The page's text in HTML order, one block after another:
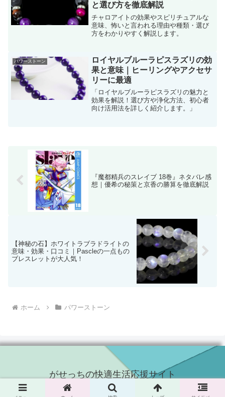
と選び方を徹底解説
チャロアイトの効果やスピリチュアルな
意味、怖いと言われる理由や種類・選び
方をわかりやすく解説します。
パワーストーン
ロイヤルブルーラピスラズリの効
果と意味｜ヒーリングやアクセサ
リーに最適
「ロイヤルブルーラピスラズリの魅力と
効果を解説！選び方や浄化方法、初心者
向け活用法を詳しく紹介します。」
『魔都精兵のスレイブ 18巻』ネタバレ感
想｜優希の秘策と京香の勝算を徹底解説
【神秘の石】ホワイトラブラドライトの
意味・効果・口コミ｜Pascleの一点もの
ブレスレットが大人気！
ホーム パワーストーン
がせっちの快適生活応援サイト
© 2024 がせっちの快適生活応援サイト.